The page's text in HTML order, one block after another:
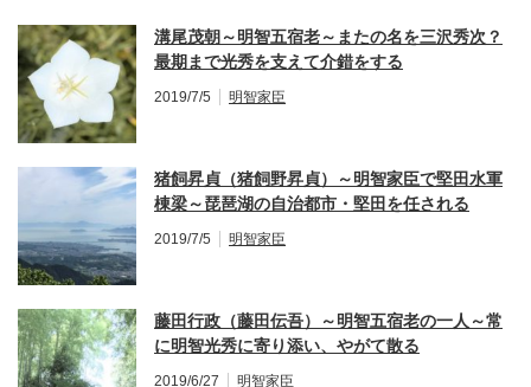
溝尾茂朝～明智五宿老～またの名を三沢秀次？
最期まで光秀を支えて介錯をする
2019/7/5 明智家臣
猪飼昇貞（猪飼野昇貞）～明智家臣で堅田水軍
棟梁～琵琶湖の自治都市・堅田を任される
2019/7/5 明智家臣
藤田行政（藤田伝吾）～明智五宿老の一人～常
に明智光秀に寄り添い、やがて散る
2019/6/27 明智家臣